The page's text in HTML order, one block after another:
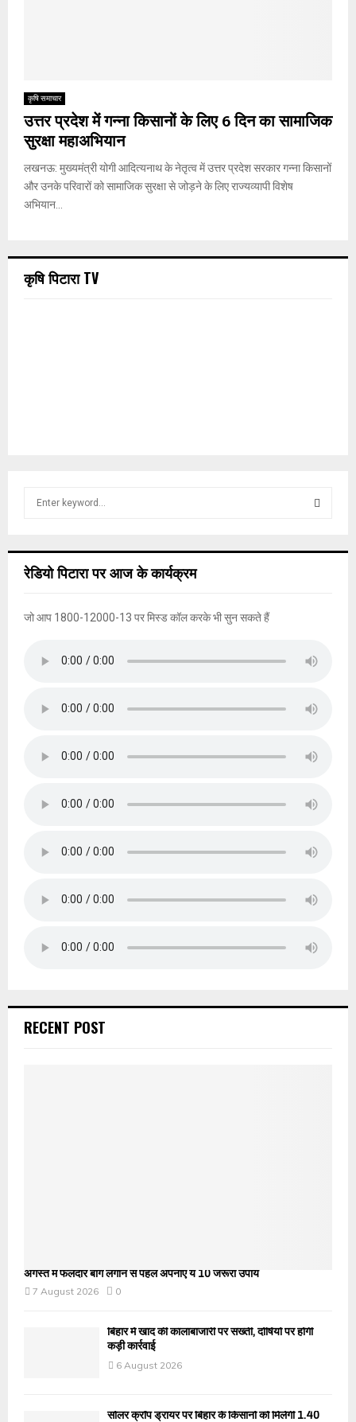
कृषि समाचार
उत्तर प्रदेश में गन्ना किसानों के लिए 6 दिन का सामाजिक
सुरक्षा महाअभियान
लखनऊ: मुख्यमंत्री योगी आदित्यनाथ के नेतृत्व में उत्तर प्रदेश सरकार गन्ना किसानों
और उनके परिवारों को सामाजिक सुरक्षा से जोड़ने के लिए राज्यव्यापी विशेष
अभियान...
कृषि पिटारा TV
h
o
C
रेडियो पिटारा पर आज के कार्यक्रम
जो आप 1800-12000-13 पर मिस्ड कॉल करके भी सुन सकते हैं
RECENT POST
अगस्त में फलदार बाग लगाने से पहले अपनाएं ये 10 जरूरी उपाय
7 August 2026
0
बिहार में खाद की कालाबाजारी पर सख्ती, दोषियों पर होगी
कड़ी कार्रवाई
6 August 2026
सोलर क्रॉप ड्रायर पर बिहार के किसानों को मिलेगी 1.40